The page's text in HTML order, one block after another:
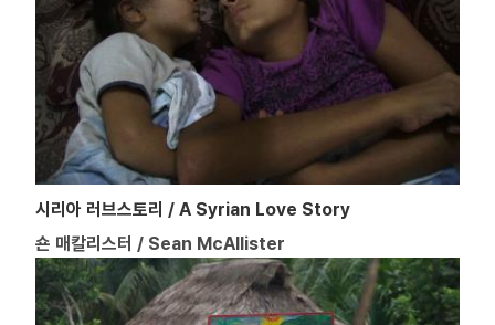
시리아 러브스토리 / A Syrian Love Story
숀 매칼리스터 / Sean McAllister